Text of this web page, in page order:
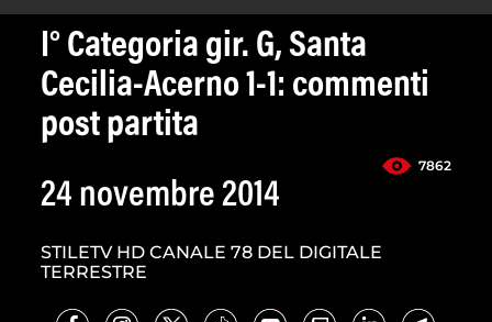
I° Categoria gir. G, Santa
Cecilia-Acerno 1-1: commenti
post partita
7862
24 novembre 2014
STILETV HD CANALE 78 DEL DIGITALE
TERRESTRE